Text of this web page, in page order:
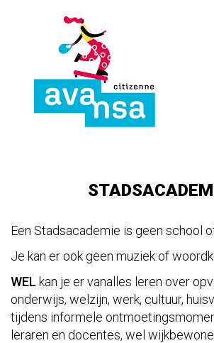
Een Stadsacademie is geen school
Je kan er ook geen muziek of
WEL kan je er vanalles leren over
onderwijs, welzijn, werk, cultuur,
tijdens informele
leraren en docentes, wel